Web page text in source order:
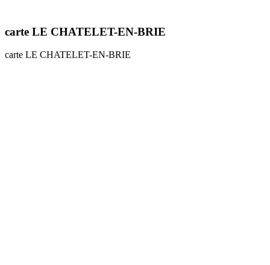
carte LE CHATELET-EN-BRIE
carte LE CHATELET-EN-BRIE